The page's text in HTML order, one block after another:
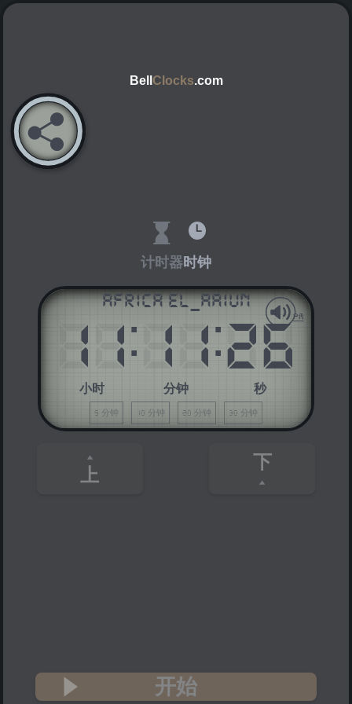
Bell Clocks.com
计时器时钟
Africa El_Aaiun
11
小时
: 11
分钟
:26
秒
AM PM
5 分钟 10 分钟 20 分钟 30 分钟
上
下
开始